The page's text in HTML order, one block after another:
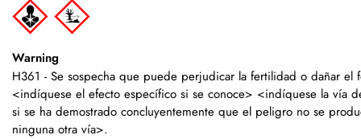
Warning
H361 - Se sospecha que puede perjudicar la fertilidad o dañar el
<indíquese el efecto específico si se conoce> <indíquese la vía
si se ha demostrado concluyentemente que el peligro no se
ninguna otra vía>.